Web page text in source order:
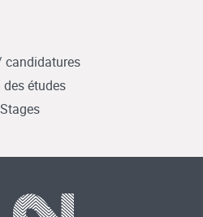
candidatures
études